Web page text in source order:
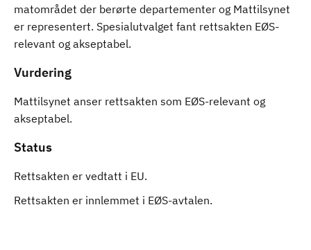
matområdet der berørte departementer og Mattilsynet
er representert. Spesialutvalget fant rettsakten EØS-
relevant og akseptabel.
Vurdering
Mattilsynet anser rettsakten som EØS-relevant og
akseptabel.
Status
Rettsakten er vedtatt i EU.
Rettsakten er innlemmet i EØS-avtalen.